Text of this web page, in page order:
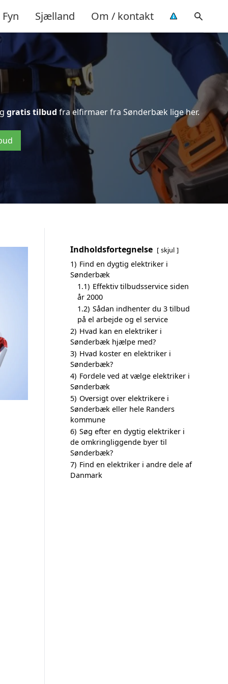
Fyn Sjælland Om / kontakt
gratis tilbud fra elfirmaer fra Sønderbæk lige her.
Indholdsfortegnelse skjul
1) Find en dygtig elektriker i
Sønderbæk
1.1) Effektiv tilbudsservice siden
år 2000
1.2) Sådan indhenter du 3 tilbud
på el arbejde og el service
2) Hvad kan en elektriker i
Sønderbæk hjælpe med?
3) Hvad koster en elektriker i
Sønderbæk?
4) Fordele ved at vælge elektriker i
Sønderbæk
5) Oversigt over elektrikere i
Sønderbæk eller hele Randers
kommune
6) Søg efter en dygtig elektriker i
de omkringliggende byer til
Sønderbæk?
7) Find en elektriker i andre dele af
Danmark